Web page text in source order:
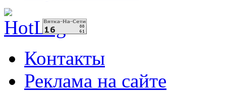
Контакты
Реклама на сайте